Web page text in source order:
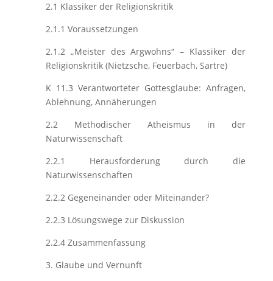
2.1 Klassiker der Religionskritik
2.1.1 Voraussetzungen
2.1.2 „Meister des Argwohns“ – Klassiker der
Religionskritik (Nietzsche, Feuerbach, Sartre)
K 11.3 Verantworteter Gottesglaube: Anfragen,
Ablehnung, Annäherungen
2.2 Methodischer Atheismus in der
Naturwissenschaft
2.2.1 Herausforderung durch die
Naturwissenschaften
2.2.2 Gegeneinander oder Miteinander?
2.2.3 Lösungswege zur Diskussion
2.2.4 Zusammenfassung
3. Glaube und Vernunft